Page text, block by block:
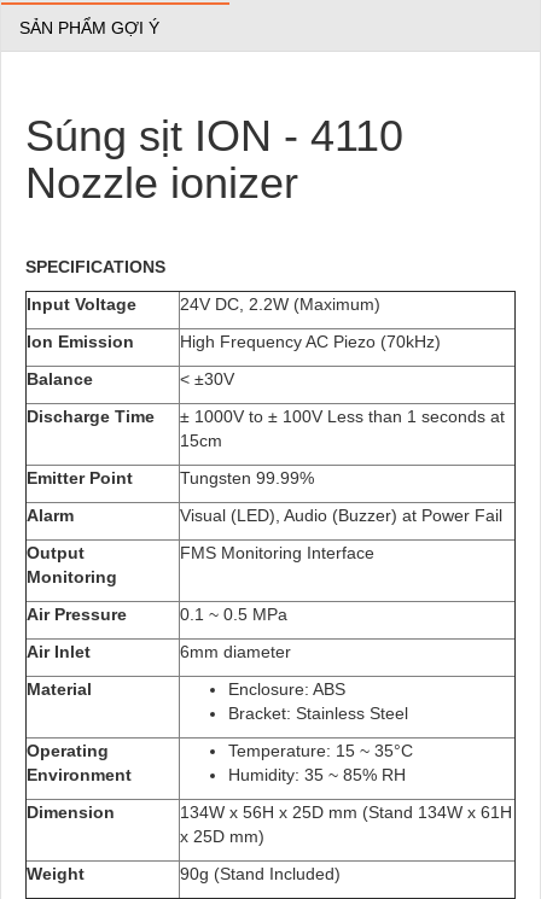
SẢN PHẨM GỢI Ý
Súng sịt ION - 4110
Nozzle ionizer
SPECIFICATIONS
Input Voltage
24V DC, 2.2W (Maximum)
Ion Emission
High Frequency AC Piezo (70kHz)
Balance
< ±30V
Discharge Time
± 1000V to ± 100V Less than 1 seconds at
15cm
Emitter Point
Tungsten 99.99%
Alarm
Visual (LED), Audio (Buzzer) at Power Fail
Output
Monitoring
FMS Monitoring Interface
Air Pressure
0.1 ~ 0.5 MPa
Air Inlet
6mm diameter
Material
Enclosure: ABS
Bracket: Stainless Steel
Operating
Environment
Temperature: 15 ~ 35°C
Humidity: 35 ~ 85% RH
Dimension
134W x 56H x 25D mm (Stand 134W x 61H
x 25D mm)
Weight
90g (Stand Included)